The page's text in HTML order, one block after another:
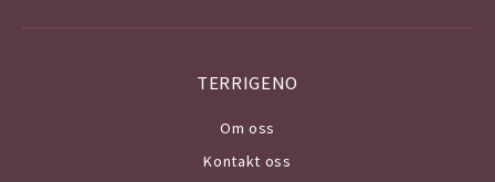
TERRIGENO
Om oss
Kontakt oss